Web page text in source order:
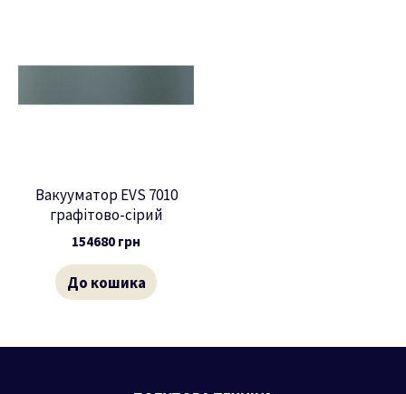
Вакууматор EVS 7010
графітово-сірий
154680 грн
До кошика